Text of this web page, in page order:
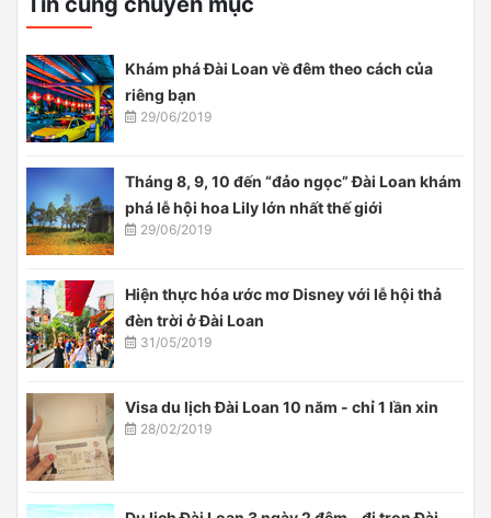
Khám phá Đài Loan về đêm theo cách của
riêng bạn
29/06/2019
Tháng 8, 9, 10 đến “đảo ngọc” Đài Loan khám
phá lễ hội hoa Lily lớn nhất thế giới
29/06/2019
Hiện thực hóa ước mơ Disney với lễ hội thả
đèn trời ở Đài Loan
31/05/2019
Visa du lịch Đài Loan 10 năm - chỉ 1 lần xin
28/02/2019